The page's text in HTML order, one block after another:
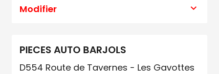
Modifier
PIECES AUTO BARJOLS
D554 Route de Tavernes - Les Gavottes